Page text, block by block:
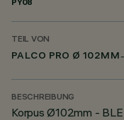
TEIL VON
PALCO PRO Ø 102MM
BESCHREIBUNG
Korpus Ø102mm -